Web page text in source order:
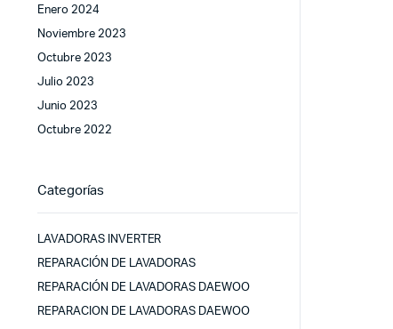
Enero 2024
Noviembre 2023
Octubre 2023
Julio 2023
Junio 2023
Octubre 2022
Categorías
LAVADORAS INVERTER
REPARACIÓN DE LAVADORAS
REPARACIÓN DE LAVADORAS DAEWOO
REPARACION DE LAVADORAS DAEWOO